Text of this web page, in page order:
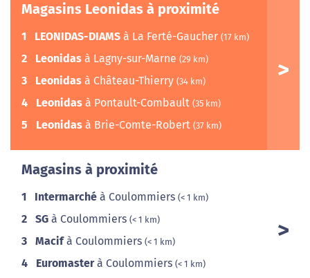
Magasins Leonidas à proximité
1 LEONIDAS-DIAMS à La Ferté-Gaucher (17 km)
2 Leonidas à Lagny-sur-Marne (29 km)
3 Leonidas à Château-Thierry (34 km)
4 Leonidas à Pontault-Combault (35 km)
5 Leonidas à Brie-Comte-Robert (37 km)
Magasins à proximité
1 Intermarché à Coulommiers (< 1 km)
2 SG à Coulommiers (< 1 km)
3 Macifà Coulommiers (< 1 km)
4 Euromasterà Coulommiers (< 1 km)